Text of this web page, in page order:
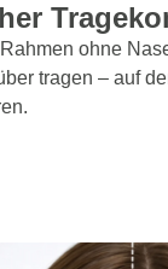
ohne
tragen – auf